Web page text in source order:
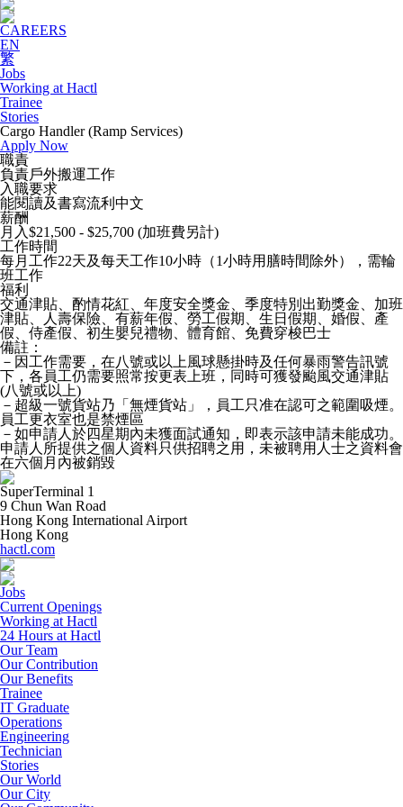
CAREERS
EN
繁
Jobs
Working at Hactl
Trainee
Stories
Cargo Handler (Ramp Services)
Apply Now
職責
負責戶外搬運工作
入職要求
能閱讀及書寫流利中文
薪酬
月入$21,500 - $25,700 (加班費另計)
工作時間
每月工作22天及每天工作10小時（1小時用膳時間除外），需輪
班工作
福利
交通津貼、酌情花紅、年度安全獎金、季度特別出勤獎金、加班
津貼、人壽保險、有薪年假、勞工假期、生日假期、婚假、產
假、侍產假、初生嬰兒禮物、體育館、免費穿梭巴士
備註：
－因工作需要，在八號或以上風球懸掛時及任何暴雨警告訊號
下，各員工仍需要照常按更表上班，同時可獲發颱風交通津貼
(八號或以上)
－超級一號貨站乃「無煙貨站」，員工只准在認可之範圍吸煙。
員工更衣室也是禁煙區
－如申請人於四星期內未獲面試通知，即表示該申請未能成功。
申請人所提供之個人資料只供招聘之用，未被聘用人士之資料會
在六個月內被銷毀
SuperTerminal 1
9 Chun Wan Road
Hong Kong International Airport
Hong Kong
hactl.com
Jobs
Current Openings
Working at Hactl
24 Hours at Hactl
Our Team
Our Contribution
Our Benefits
Trainee
IT Graduate
Operations
Engineering
Technician
Stories
Our World
Our City